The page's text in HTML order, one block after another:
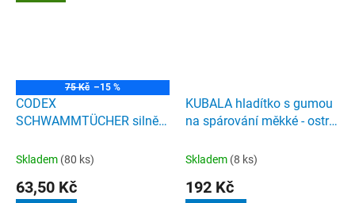
75 Kč –15 %
CODEX
SCHWAMMTÜCHER silně
Skladem (80 ks)
63,50 Kč
KUBALA hladítko s gumou
na spárování měkké - ostré
Skladem (8 ks)
192 Kč